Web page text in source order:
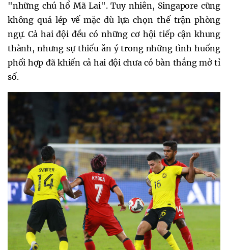
"những chú hổ Mã Lai". Tuy nhiên, Singapore cũng
không quá lép vế mặc dù lựa chọn thế trận phòng
ngự. Cả hai đội đều có những cơ hội tiếp cận khung
thành, nhưng sự thiếu ăn ý trong những tình huống
phối hợp đã khiến cả hai đội chưa có bàn thắng mở tỉ
số.